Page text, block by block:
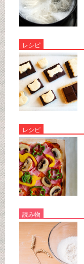
レシピ
レシピ
読み物